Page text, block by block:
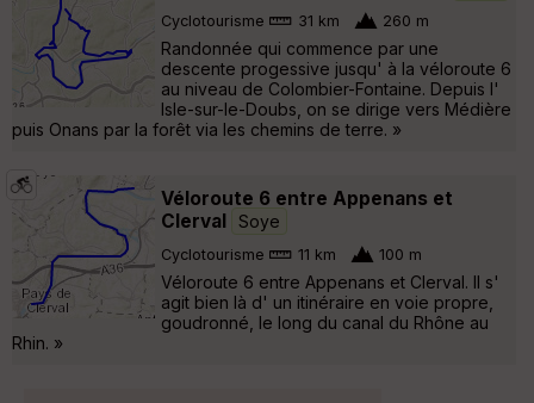
Cyclotourisme 31 km 260 m
Randonnée qui commence par une
descente progessive jusqu' à la véloroute 6
au niveau de Colombier-Fontaine. Depuis l'
Isle-sur-le-Doubs, on se dirige vers Médière
puis Onans par la forêt via les chemins de terre. »
Véloroute 6 entre Appenans et
Clerval
Soye
Cyclotourisme 11 km 100 m
Véloroute 6 entre Appenans et Clerval. Il s'
agit bien là d' un itinéraire en voie propre,
goudronné, le long du canal du Rhône au
Rhin. »